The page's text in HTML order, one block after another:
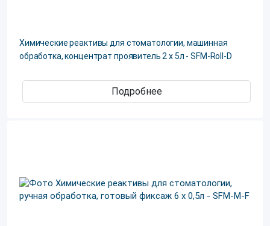
Химические реактивы для стоматологии, машинная
обработка, концентрат проявитель 2 х 5л - SFM-Roll-D
Подробнее